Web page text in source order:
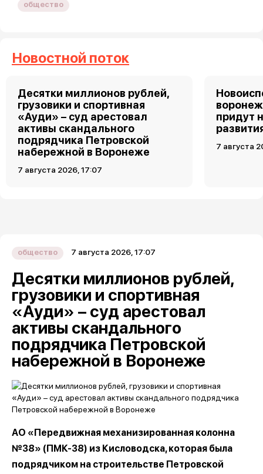
общество
Новостной поток
Десятки миллионов рублей,
грузовики и спортивная
«Ауди» – суд арестовал
активы скандального
подрядчика Петровской
набережной в Воронеже
7 августа 2026, 17:07
придут
7 августа
общество 7 августа 2026, 17:07
Десятки миллионов рублей,
грузовики и спортивная
«Ауди» – суд арестовал
активы скандального
подрядчика Петровской
набережной в Воронеже
АО «Передвижная механизированная колонна
№38» (ПМК-38) из Кисловодска, которая была
подрядчиком на строительстве Петровской